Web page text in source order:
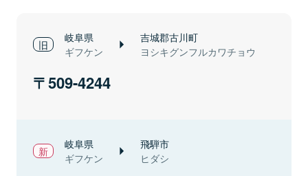
岐阜県
ギフケン
吉城郡古川町
ヨシキグンフルカワチョウ
509-4244
岐阜県
ギフケン
飛騨市
ヒダシ